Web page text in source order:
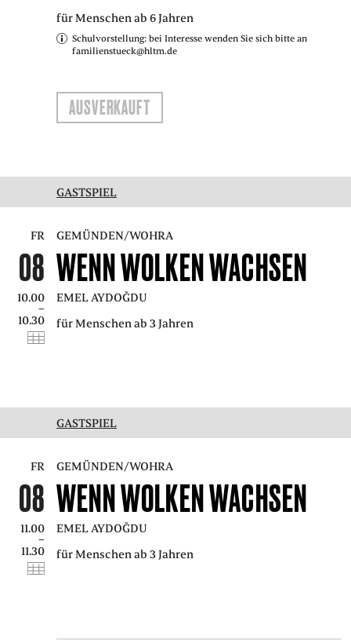
für Menschen ab 6 Jahren
Schulvorstellung: bei Interesse wenden Sie sich bitte an
familienstueck@hltm.de
AUSVERKAUFT
GASTSPIEL
FR
08
10.00
–
10.30
GEMÜNDEN/WOHRA
WENN WOLKEN WACHSEN
EMEL AYDOĞDU
für Menschen ab 3 Jahren
GASTSPIEL
FR
08
11.00
–
11.30
GEMÜNDEN/WOHRA
WENN WOLKEN WACHSEN
EMEL AYDOĞDU
für Menschen ab 3 Jahren